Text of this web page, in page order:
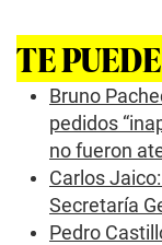
m
i
n
TE
Bruno
pedidos
no fueron
Carlos
Secretaría
Pedro